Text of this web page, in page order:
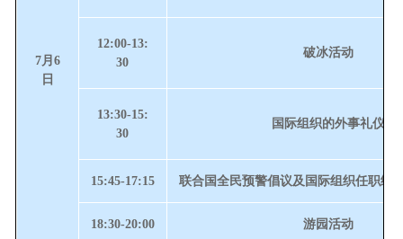
7月6
日
12:00-13:
30
破冰活动
13:30-15:
30
国际组织的外事礼仪
15:45-17:15 联合国全民预警倡议及国际组织任职经
18:30-20:00 游园活动